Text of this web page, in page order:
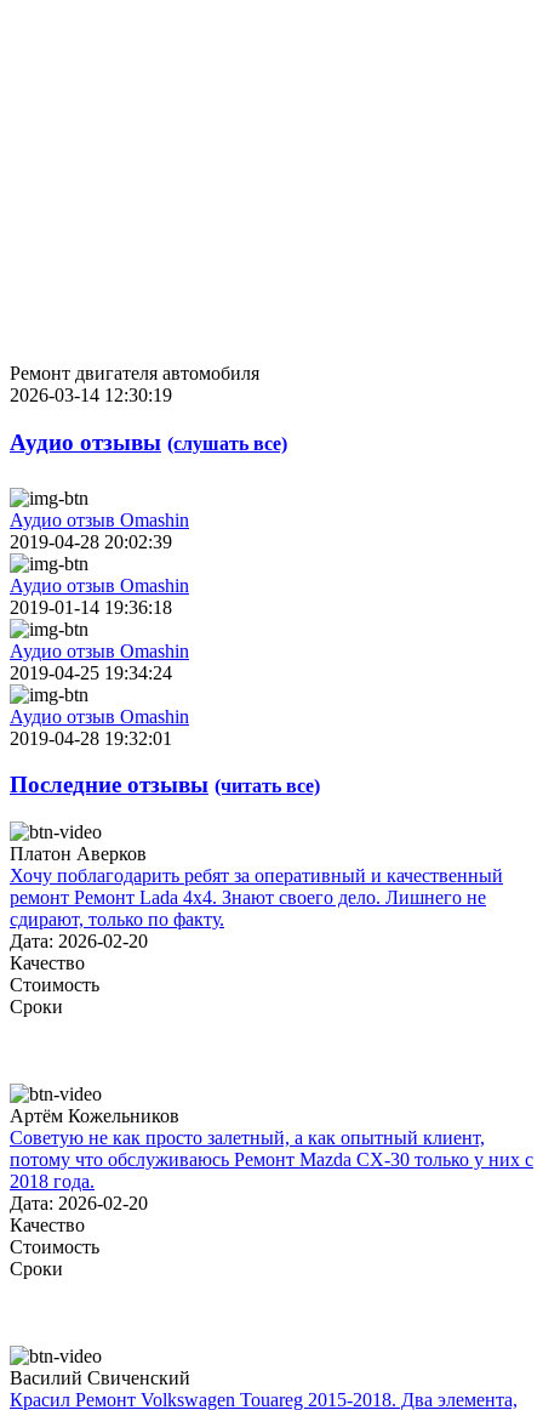
Ремонт двигателя автомобиля
2026-03-14 12:30:19
Аудио отзывы (слушать все)
Аудио отзыв Omashin
2019-04-28 20:02:39
Аудио отзыв Omashin
2019-01-14 19:36:18
Аудио отзыв Omashin
2019-04-25 19:34:24
Аудио отзыв Omashin
2019-04-28 19:32:01
Последние отзывы (читать все)
Платон Аверков
Хочу поблагодарить ребят за оперативный и качественный
ремонт Ремонт Lada 4х4. Знают своего дело. Лишнего не
сдирают, только по факту.
Дата: 2026-02-20
Качество
Стоимость
Сроки
Артём Кожельников
Советую не как просто залетный, а как опытный клиент,
потому что обслуживаюсь Ремонт Mazda CX-30 только у них с
2018 года.
Дата: 2026-02-20
Качество
Стоимость
Сроки
Василий Свиченский
Красил Ремонт Volkswagen Touareg 2015-2018. Два элемента,